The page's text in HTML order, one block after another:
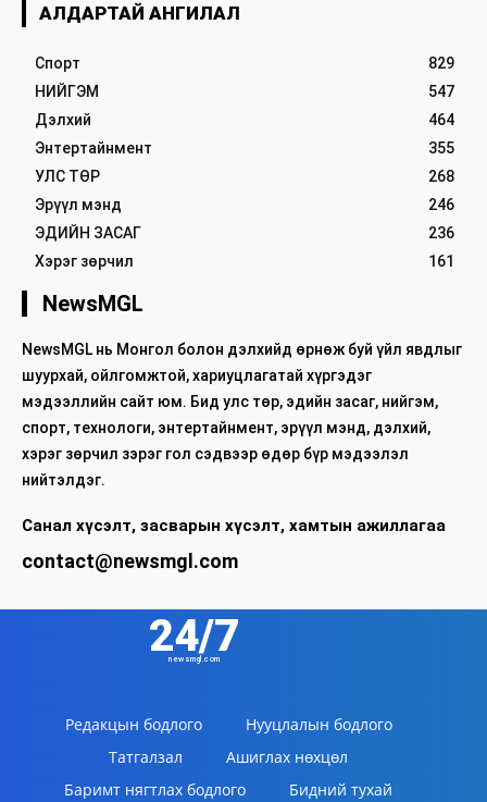
АЛДАРТАЙ АНГИЛАЛ
Спорт
829
НИЙГЭМ
547
Дэлхий
464
Энтертайнмент
355
УЛС ТӨР
268
Эрүүл мэнд
246
ЭДИЙН ЗАСАГ
236
Хэрэг зөрчил
161
NewsMGL
NewsMGL нь Монгол болон дэлхийд өрнөж буй үйл явдлыг
шуурхай, ойлгомжтой, хариуцлагатай хүргэдэг
мэдээллийн сайт юм. Бид улс төр, эдийн засаг, нийгэм,
спорт, технологи, энтертайнмент, эрүүл мэнд, дэлхий,
хэрэг зөрчил зэрэг гол сэдвээр өдөр бүр мэдээлэл
нийтэлдэг.
Санал хүсэлт, засварын хүсэлт, хамтын ажиллагаа
contact@newsmgl.com
24/7
newsmgl.com
Редакцын бодлого
Нууцлалын бодлого
Татгалзал
Ашиглах нөхцөл
Баримт нягтлах бодлого
Бидний тухай